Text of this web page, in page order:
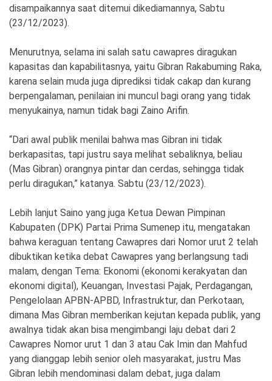
Wisata
Indeks Birokrasi
©
Copyright
2026
Indonesia
All
Right
Reserve
disampaikannya saat ditemui dikediamannya, Sabtu
(23/12/2023).
Menurutnya, selama ini salah satu cawapres diragukan
kapasitas dan kapabilitasnya, yaitu Gibran Rakabuming Raka,
karena selain muda juga diprediksi tidak cakap dan kurang
berpengalaman, penilaian ini muncul bagi orang yang tidak
menyukainya, namun tidak bagi Zaino Arifin.
“Dari awal publik menilai bahwa mas Gibran ini tidak
berkapasitas, tapi justru saya melihat sebaliknya, beliau
(Mas Gibran) orangnya pintar dan cerdas, sehingga tidak
perlu diragukan,” katanya. Sabtu (23/12/2023).
Lebih lanjut Saino yang juga Ketua Dewan Pimpinan
Kabupaten (DPK) Partai Prima Sumenep itu, mengatakan
bahwa keraguan tentang Cawapres dari Nomor urut 2 telah
dibuktikan ketika debat Cawapres yang berlangsung tadi
malam, dengan Tema: Ekonomi (ekonomi kerakyatan dan
ekonomi digital), Keuangan, Investasi Pajak, Perdagangan,
Pengelolaan APBN-APBD, Infrastruktur, dan Perkotaan,
dimana Mas Gibran memberikan kejutan kepada publik, yang
awalnya tidak akan bisa mengimbangi laju debat dari 2
Cawapres Nomor urut 1 dan 3 atau Cak Imin dan Mahfud
yang dianggap lebih senior oleh masyarakat, justru Mas
Gibran lebih mendominasi dalam debat, juga dalam